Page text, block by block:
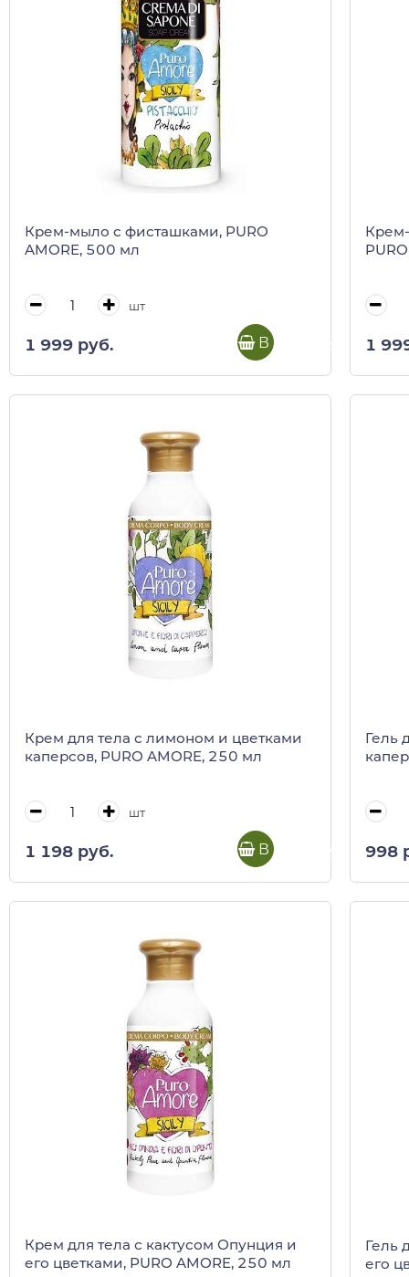
Крем-мыло с фисташками, PURO
AMORE, 500 мл
шт
1 999 руб. В корзину 1
Крем для тела с лимоном и цветками
каперсов, PURO AMORE, 250 мл
шт
1 198 руб. В корзину
Гель
998
Крем для тела с кактусом Опунция и
его цветками, PURO AMORE, 250 мл
Гель
его